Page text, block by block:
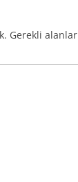
Gerekli alanlar